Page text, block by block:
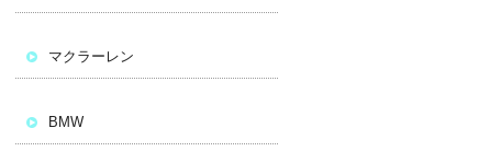
マクラーレン
BMW